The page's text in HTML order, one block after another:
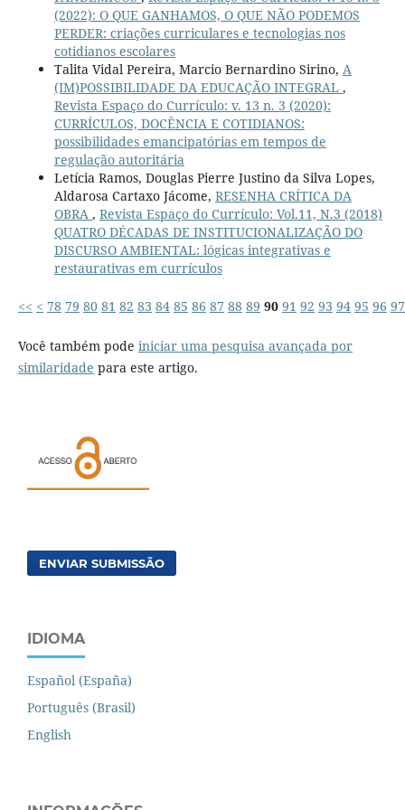
(2022): O QUE GANHAMOS, O QUE NÃO PODEMOS
PERDER: criações curriculares e tecnologias nos
cotidianos escolares
Talita Vidal Pereira, Marcio Bernardino Sirino, A
(IM)POSSIBILIDADE DA EDUCAÇÃO INTEGRAL ,
Revista Espaço do Currículo: v. 13 n. 3 (2020):
CURRÍCULOS, DOCÊNCIA E COTIDIANOS:
possibilidades emancipatórias em tempos de
regulação autoritária
Letícia Ramos, Douglas Pierre Justino da Silva Lopes,
Aldarosa Cartaxo Jácome, RESENHA CRÍTICA DA
OBRA , Revista Espaço do Currículo: Vol.11, N.3 (2018)
QUATRO DÉCADAS DE INSTITUCIONALIZAÇÃO DO
DISCURSO AMBIENTAL: lógicas integrativas e
restaurativas em currículos
<< < 78 79 80 81 82 83 84 85 86 87 88 89 90 91 92 93 94 95 96 97
Você também pode iniciar uma pesquisa avançada por
similaridade para este artigo.
ENVIAR SUBMISSÃO
IDIOMA
Español (España)
Português (Brasil)
English